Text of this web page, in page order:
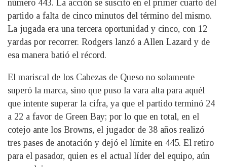
número 443. La acción se suscitó en el primer cuarto del
partido a falta de cinco minutos del término del mismo.
La jugada era una tercera oportunidad y cinco, con 12
yardas por recorrer. Rodgers lanzó a Allen Lazard y de
esa manera batió el récord.
El mariscal de los Cabezas de Queso no solamente
superó la marca, sino que puso la vara alta para aquél
que intente superar la cifra, ya que el partido terminó 24
a 22 a favor de Green Bay; por lo que en total, en el
cotejo ante los Browns, el jugador de 38 años realizó
tres pases de anotación y dejó el límite en 445. El retiro
para el pasador, quien es el actual líder del equipo, aún